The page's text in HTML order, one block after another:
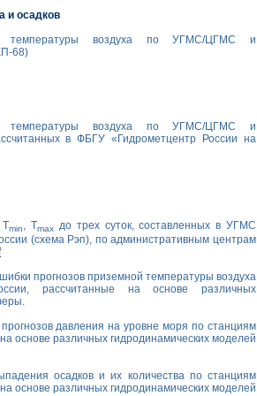
и осадков
температуры воздуха по УГМС/ЦГМС и
68)
температуры воздуха по УГМС/ЦГМС и
в ФБГУ «Гидрометцентр России на
Tmin, Tmax до трех суток, составленных в УГМС
(схема Рэп), по административным центрам
прогнозов приземной температуры воздуха
рассчитанные на основе различных
давления на уровне моря по станциям
основе различных гидродинамических моделей
осадков и их количества по станциям
основе различных гидродинамических моделей